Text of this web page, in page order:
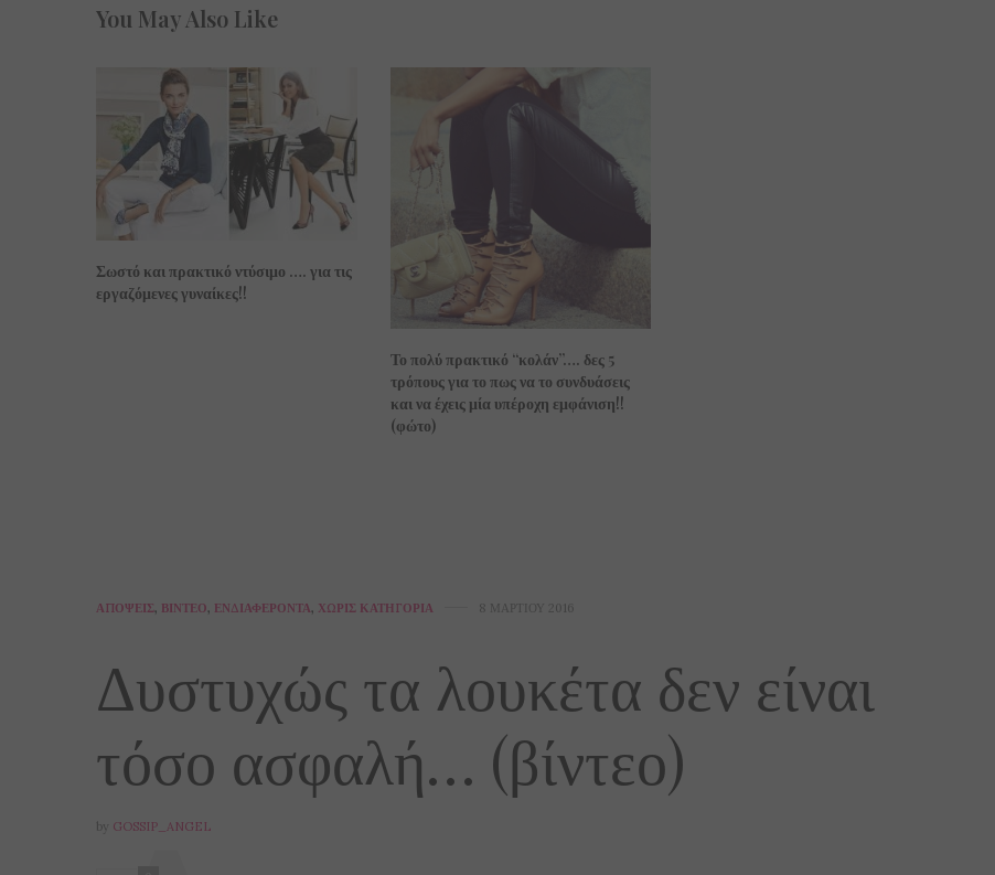
You May Also Like
Σωστό και πρακτικό ντύσιμο …. για τις
εργαζόμενες γυναίκες!!
Το πολύ πρακτικό “κολάν”…. δες 5
τρόπους για το πως να το συνδυάσεις
και να έχεις μία υπέροχη εμφάνιση!!
(φώτο)
ΑΠΌΨΕΙΣ, ΒΊΝΤΕΟ, ΕΝΔΙΑΦΈΡΟΝΤΑ, ΧΩΡΊΣ ΚΑΤΗΓΟΡΊΑ 8 ΜΑΡΤΊΟΥ 2016
Δυστυχώς τα λουκέτα δεν είναι
τόσο ασφαλή… (βίντεο)
by GOSSIP_ANGEL